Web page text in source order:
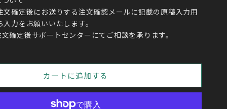
文確定後にお送りする注文確認メールに記載の原稿入力用
力をお願いいたします。
確定後サポートセンターにてご相談を承ります。
カートに追加する